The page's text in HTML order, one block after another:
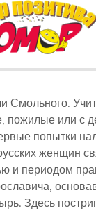
Смольного.
пожилые или с
попытки
женщин
и периодом
Здесь